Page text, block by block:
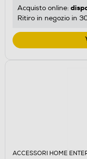
Acquisto online:
Ritiro in negozio in
ACCESSORI HOME